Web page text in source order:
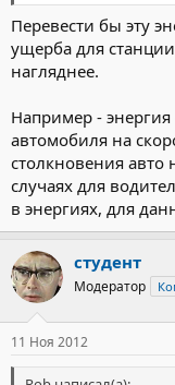
Перевести бы эту
ущерба для
нагляднее.
Например -
автомобиля на
столкновения авто
случаях для
в энергиях, для
студент
Модератор
11 Ноя 2012